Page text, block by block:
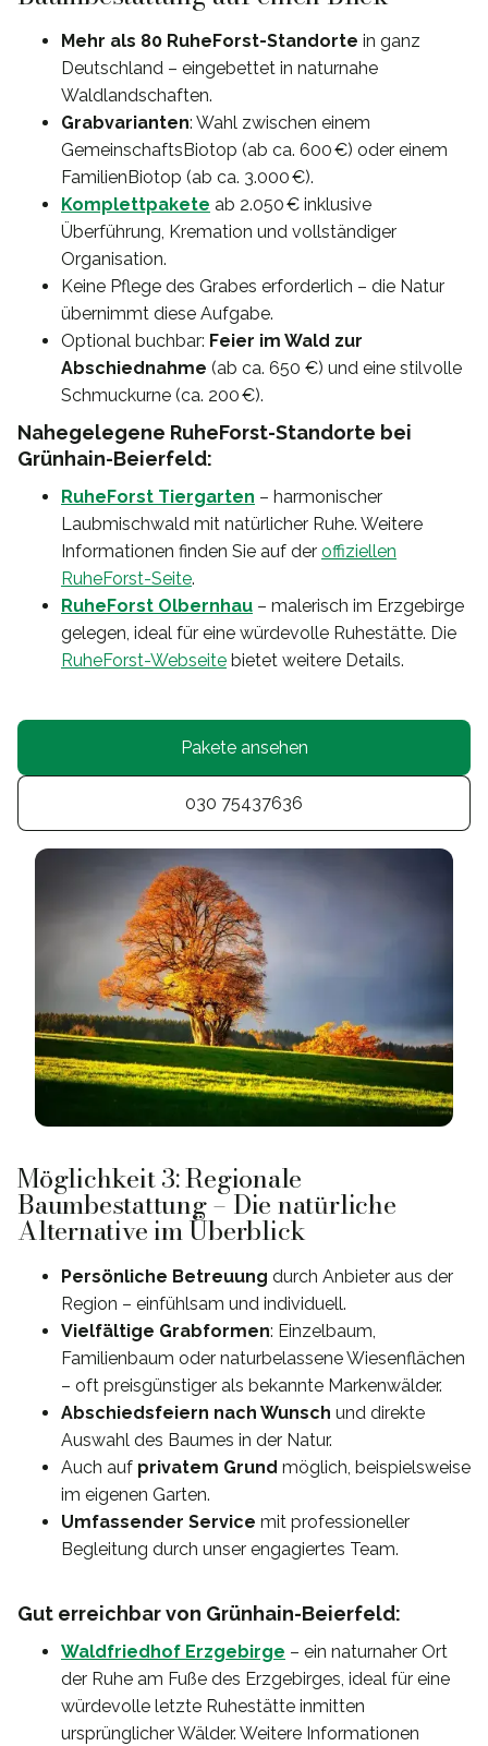
Mehr als 80 RuheForst-Standorte in ganz
Deutschland – eingebettet in naturnahe
Waldlandschaften.
Grabvarianten: Wahl zwischen einem
GemeinschaftsBiotop (ab ca. 600 €) oder einem
FamilienBiotop (ab ca. 3.000 €).
Komplettpakete ab 2.050 € inklusive
Überführung, Kremation und vollständiger
Organisation.
Keine Pflege des Grabes erforderlich – die Natur
übernimmt diese Aufgabe.
Optional buchbar: Feier im Wald zur
Abschiednahme (ab ca. 650 €) und eine stilvolle
Schmuckurne (ca. 200 €).
Nahegelegene RuheForst-Standorte bei
Grünhain-Beierfeld:
RuheForst Tiergarten – harmonischer
Laubmischwald mit natürlicher Ruhe. Weitere
Informationen finden Sie auf der offiziellen
RuheForst-Seite.
RuheForst Olbernhau – malerisch im Erzgebirge
gelegen, ideal für eine würdevolle Ruhestätte. Die
RuheForst-Webseite bietet weitere Details.
Pakete ansehen
030 75437636
Möglichkeit 3: Regionale
Baumbestattung – Die natürliche
Alternative im Überblick
Persönliche Betreuung durch Anbieter aus der
Region – einfühlsam und individuell.
Vielfältige Grabformen: Einzelbaum,
Familienbaum oder naturbelassene Wiesenflächen
– oft preisgünstiger als bekannte Markenwälder.
Abschiedsfeiern nach Wunsch und direkte
Auswahl des Baumes in der Natur.
Auch auf privatem Grund möglich, beispielsweise
im eigenen Garten.
Umfassender Service mit professioneller
Begleitung durch unser engagiertes Team.
Gut erreichbar von Grünhain-Beierfeld:
Waldfriedhof Erzgebirge – ein naturnaher Ort
der Ruhe am Fuße des Erzgebirges, ideal für eine
würdevolle letzte Ruhestätte inmitten
ursprünglicher Wälder. Weitere Informationen